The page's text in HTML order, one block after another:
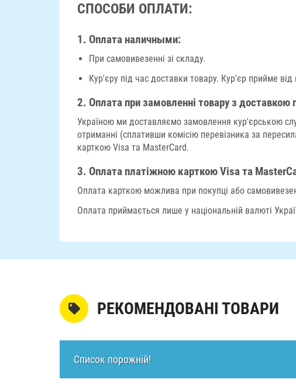
СПОСОБИ ОПЛАТИ:
1. Оплата наличными:
При самовивезенні зі складу.
Кур'єру під час доставки товару. Кур'єр прийме
2. Оплата при замовленні товару з доставкою
Україною ми доставляємо замовлення кур'єрською
отриманні (сплативши комісію перевізника за
карткою Visa та MasterCard.
3. Оплата платіжною карткою Visa та
Оплата карткою можлива при покупці або
Оплата приймається лише у національній валюті
РЕКОМЕНДОВАНІ ТОВАРИ
Список порожній!